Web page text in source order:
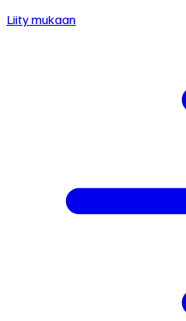
Liity mukaan